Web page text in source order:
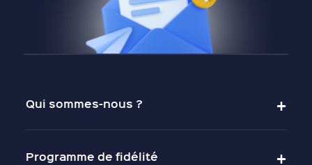
Qui sommes-nous ?
Programme de fidélité